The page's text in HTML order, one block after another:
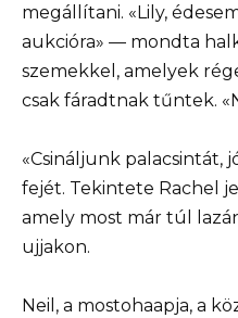
megállítani. «Lily,
aukcióra» — mondta
szemekkel, amelyek
csak fáradtnak tűntek.
«Csináljunk palacsintát,
fejét. Tekintete Rachel
amely most már túl
ujjakon.
Neil, a mostohaapja, a